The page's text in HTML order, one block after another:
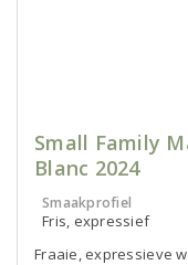
Small Family
Blanc 2024
Smaakprofiel
Fris, expressief
Fraaie, expressieve